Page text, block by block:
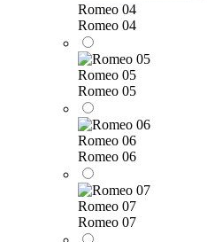
Romeo 04
Romeo 04
Romeo 05
Romeo 05
Romeo 06
Romeo 06
Romeo 07
Romeo 07